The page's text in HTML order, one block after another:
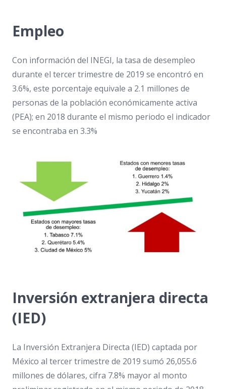
Empleo
Con información del INEGI, la tasa de desempleo
durante el tercer trimestre de 2019 se encontró en
3.6%, este porcentaje equivale a 2.1 millones de
personas de la población económicamente activa
(PEA); en 2018 durante el mismo periodo el indicador
se encontraba en 3.3%
Inversión extranjera directa
(IED)
La Inversión Extranjera Directa (IED) captada por
México al tercer trimestre de 2019 sumó 26,055.6
millones de dólares, cifra 7.8% mayor al monto